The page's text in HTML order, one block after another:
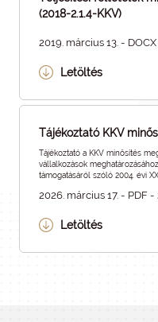
(2018-2.1.4-KKV)
2019. március 13. -
Letöltés
Tájékoztató KKV
Tájékoztató a KKV minősítés
vállalkozások
támogatásáról szóló 2004. évi
2026. március 17. - PDF -
Letöltés